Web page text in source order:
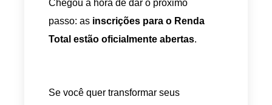
Chegou a hora de dar o próximo
passo: as inscrições para o Renda
Total estão oficialmente abertas.
Se você quer transformar seus